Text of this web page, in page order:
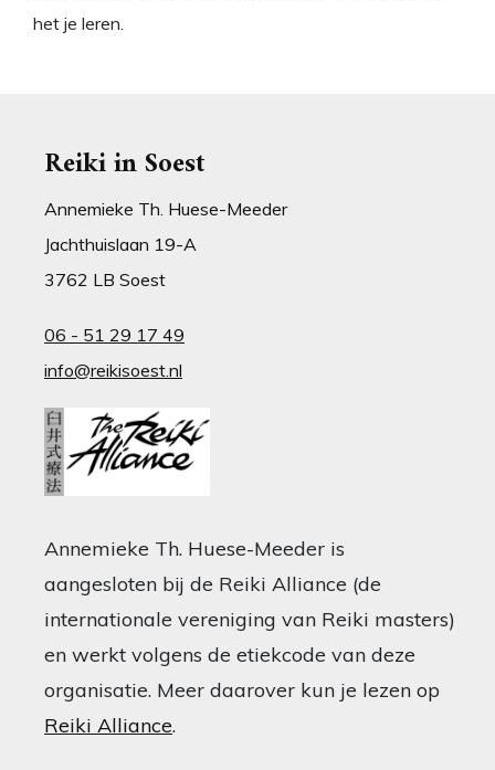
het je leren.
Reiki in Soest
Annemieke Th. Huese-Meeder
Jachthuislaan 19-A
3762 LB Soest
06 - 51 29 17 49
info@reikisoest.nl
Annemieke Th. Huese-Meeder is
aangesloten bij de Reiki Alliance (de
internationale vereniging van Reiki masters)
en werkt volgens de etiekcode van deze
organisatie. Meer daarover kun je lezen op
Reiki Alliance.